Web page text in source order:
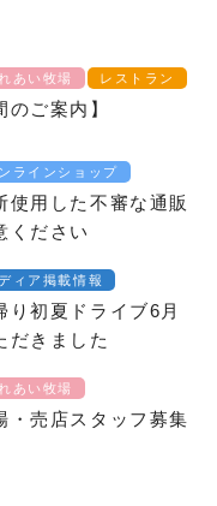
あい牧場 レストラン
のご案内】
ラインショップ
使用した不審な通販
ください
ィア掲載情報
り初夏ドライブ6月
だきました
あい牧場
・売店スタッフ募集